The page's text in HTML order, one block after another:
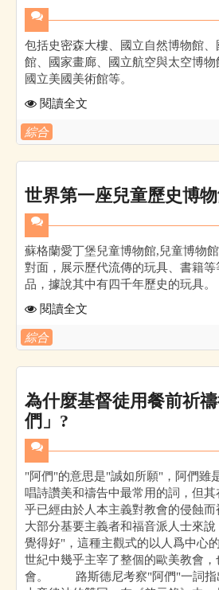
包括史密森大樓、國立自然博物館
館、國家畫廊、國立航空與太空博物
國立美國美術館等。
閱讀全文
綜合
世界第一座兒童歷史博
蘇格蘭愛丁堡兒童博物館,兒童博物
對面，展示歷代流傳的玩具、書籍
品，據說其中有四千年歷史的玩具。
閱讀全文
綜合
為什麼基督徒用餐前祈
們」?
"阿們"的意思是"誠如所願"，阿們雖
唱詩讚美和禱告中最常用的詞，但
乎已經由於人本主義對教會的侵蝕
大部分基要主義者和福音派人士來
覺得好"，這種主觀式的以人爲中心
世紀中幾乎主宰了整個的歐美教會
會。 路斯德尼考察"阿們"一詞指